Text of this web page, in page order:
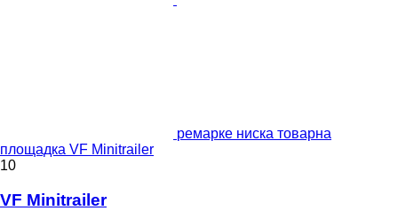
ремарке ниска товарна
площадка VF Minitrailer
10
VF Minitrailer